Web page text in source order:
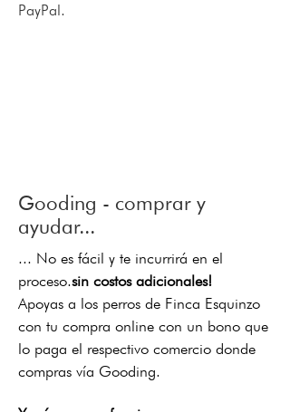
PayPal.
Gooding - comprar y
ayudar...
... No es fácil y te incurrirá en el
proceso.sin costos adicionales!
Apoyas a los perros de Finca Esquinzo
con tu compra online con un bono que
lo paga el respectivo comercio donde
compras vía Gooding.